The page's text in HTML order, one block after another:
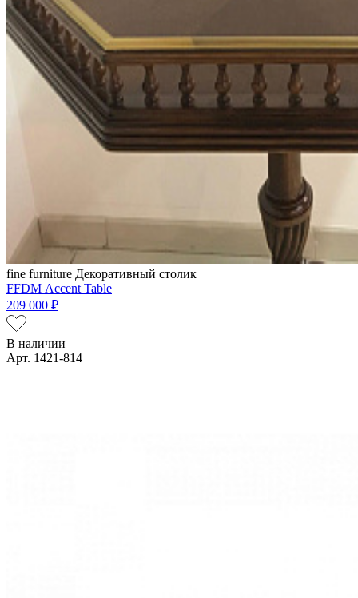
fine furniture Декоративный столик
FFDM Аccent Table
209 000 ₽
В наличии
Арт. 1421-814